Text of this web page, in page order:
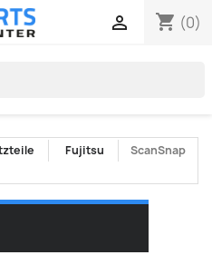
shopping_cart (0)

Fujitsu
ScanSnap